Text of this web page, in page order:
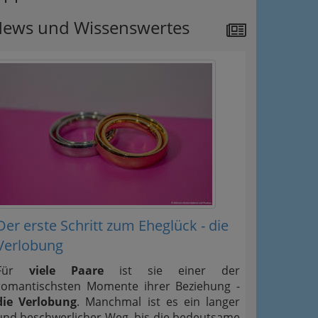
und Wissenswertes
erste Schritt zum Eheglück - die
viele Paare ist sie einer der
Momente ihrer Beziehung -
Verlobung. Manchmal ist es ein langer